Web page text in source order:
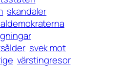
skandaler
svek mot
värstingresor